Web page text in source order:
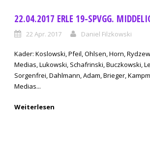
22.04.2017 ERLE 19-SPVGG.
22 Apr. 2017 Daniel Filzkowski
Kader: Koslowski, Pfeil, Ohlsen, Horn,
Medias, Lukowski, Schafrinski, Buczkowski,
Sorgenfrei, Dahlmann, Adam, Brieger,
Medias...
Weiterlesen